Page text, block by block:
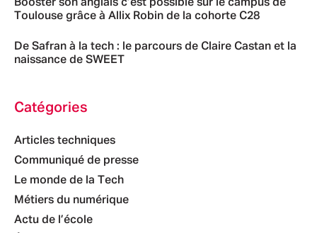
Booster son anglais c’est possible sur le campus de
Toulouse grâce à Allix Robin de la cohorte C28
De Safran à la tech : le parcours de Claire Castan et la
naissance de SWEET
Catégories
Articles techniques
Communiqué de presse
Le monde de la Tech
Métiers du numérique
Actu de l’école